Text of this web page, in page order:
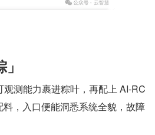
测能力裹进粽叶，再配上 AI-RC
，入口便能洞悉系统全貌，故障